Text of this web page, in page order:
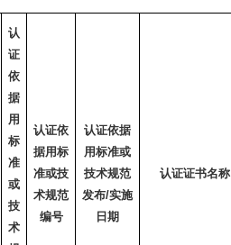
认
证
依
据
用
标
准
或
技
术
认证依
据用标
准或技
术规范
编号
认证依据
用标准或
技术规范
发布/实施
日期
认证证书名称